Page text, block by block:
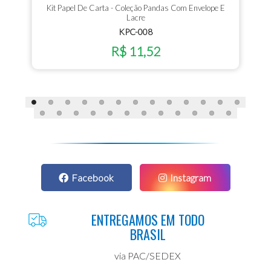
Kit Papel De Carta - Coleção Pandas Com Envelope E
Lacre
KPC-008
R$ 11,52
Facebook Instagram
ENTREGAMOS EM TODO
BRASIL
via PAC/SEDEX